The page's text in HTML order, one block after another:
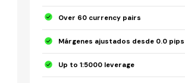
Over 60 currency pairs
Márgenes ajustados desde 0.0 pips
Up to 1:5000 leverage